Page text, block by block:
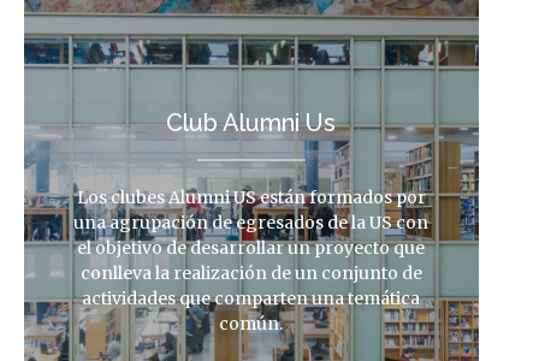
Club Alumni Us
Los clubes Alumni US están formados por
una agrupación de egresados de la US con
el objetivo de desarrollar un proyecto que
conlleva la realización de un conjunto de
actividades que comparten una temática
común.